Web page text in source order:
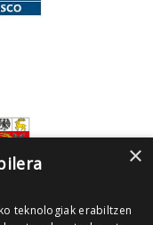
×
teknologiak erabiltzen